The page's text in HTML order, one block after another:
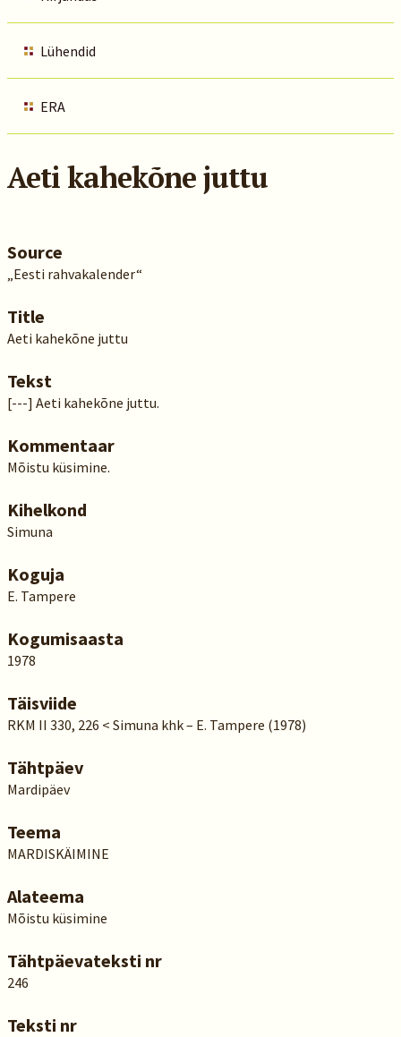
Lühendid
ERA
Aeti kahekõne juttu
Source
„Eesti rahvakalender“
Title
Aeti kahekõne juttu
Tekst
[---] Aeti kahekõne juttu.
Kommentaar
Mõistu küsimine.
Kihelkond
Simuna
Koguja
E. Tampere
Kogumisaasta
1978
Täisviide
RKM II 330, 226 < Simuna khk – E. Tampere (1978)
Tähtpäev
Mardipäev
Teema
MARDISKÄIMINE
Alateema
Mõistu küsimine
Tähtpäevateksti nr
246
Teksti nr